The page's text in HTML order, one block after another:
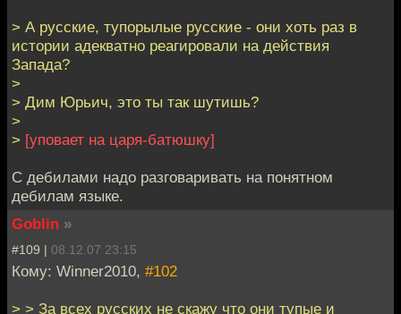
> А русские, тупорылые русские - они хоть раз в
истории адекватно реагировали на действия
Запада?
>
> Дим Юрьич, это ты так шутишь?
>
> [уповает на царя-батюшку]
С дебилами надо разговаривать на понятном
дебилам языке.
Goblin »
#109 | 08.12.07 23:15
Кому: Winner2010, #102
> > За всех русских не скажу что они тупые и